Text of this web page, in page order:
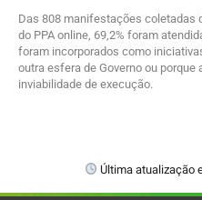
Das 808 manifestações coletadas
do PPA online, 69,2% foram
foram incorporados como
outra esfera de Governo ou
inviabilidade de execução.
Última atualização